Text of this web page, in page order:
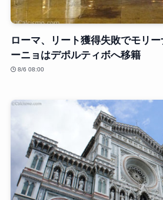
ローマ、リート獲得失敗でモリ
ーニョはデポルティボへ移籍
8/6 08:00